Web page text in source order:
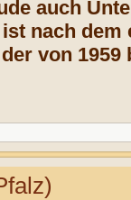
auch
nach dem
von 1959